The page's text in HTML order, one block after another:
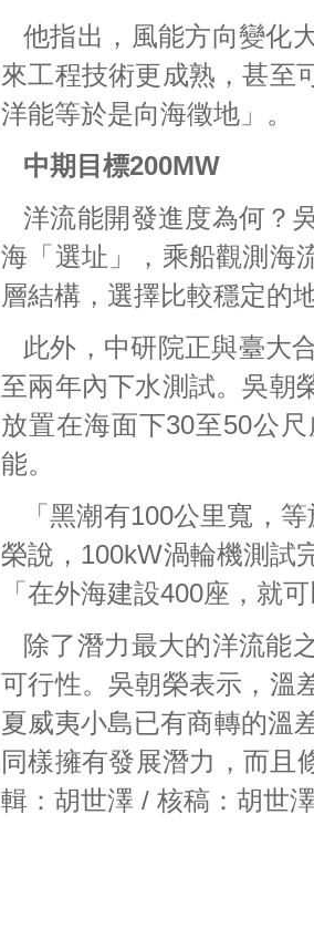
他指出，風能方向變化
來工程技術更成熟，甚至
洋能等於是向海徵地」。
中期目標200MW
洋流能開發進度為何？
海「選址」，乘船觀測海
層結構，選擇比較穩定的
此外，中研院正與臺大
至兩年內下水測試。吳朝
放置在海面下30至50公
能。
「黑潮有100公里寬，
榮說，100kW渦輪機測試
「在外海建設400座，就
除了潛力最大的洋流能
可行性。吳朝榮表示，溫
夏威夷小島已有商轉的溫
同樣擁有發展潛力，而且
輯：胡世澤 / 核稿：胡世